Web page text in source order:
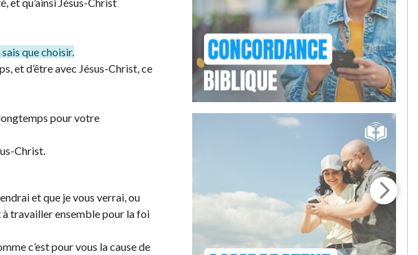
que choisir.
et d’être avec Jésus-Christ, ce
pour votre
Christ.
et que je vous verrai, ou
à travailler ensemble pour la foi
c’est pour vous la cause de